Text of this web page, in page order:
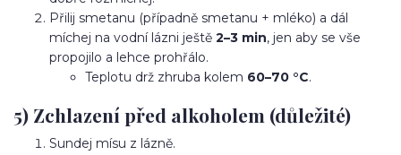
Přilij smetanu (případně smetanu + mléko) a dál
míchej na vodní lázni ještě 2–3 min, jen aby se vše
propojilo a lehce prohřálo.
Teplotu drž zhruba kolem 60–70 °C.
5) Zchlazení před alkoholem (důležité)
Sundej mísu z lázně.